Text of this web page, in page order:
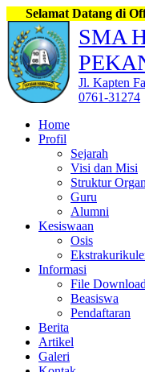
Datang di Official
SMA
Jl. Kapten
0761-31274
Home
Profil
Sejarah
Visi dan Misi
Struktur
Guru
Alumni
Kesiswaan
Osis
Informasi
File Download
Beasiswa
Pendaftaran
Berita
Artikel
Galeri